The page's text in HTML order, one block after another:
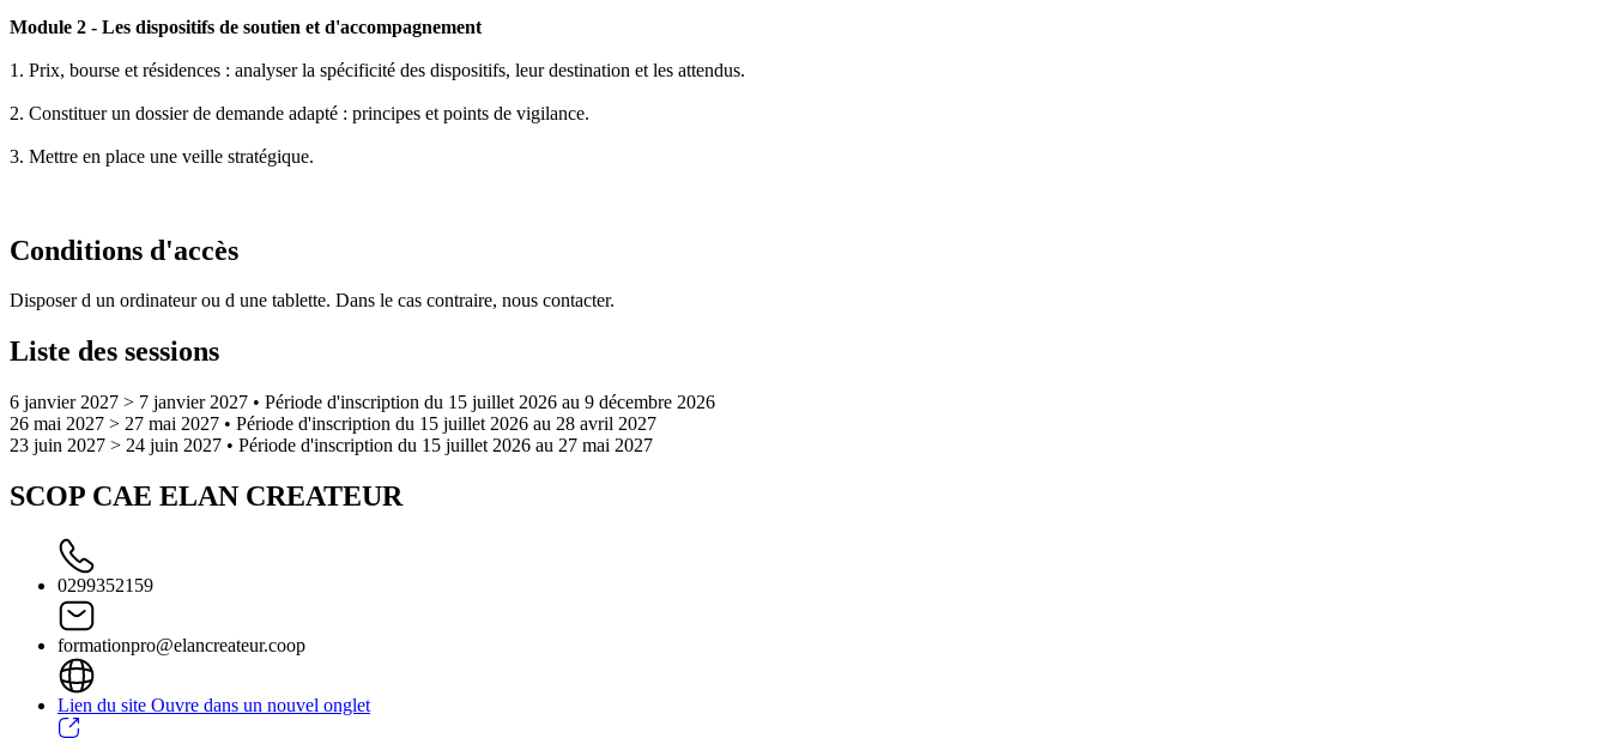
Module 2 - Les dispositifs de soutien et d'accompagnement
1. Prix, bourse et résidences : analyser la spécificité des dispositifs, leur destination et les attendus.
2. Constituer un dossier de demande adapté : principes et points de vigilance.
3. Mettre en place une veille stratégique.
Conditions d'accès
Disposer d un ordinateur ou d une tablette. Dans le cas contraire, nous contacter.
Liste des sessions
6 janvier 2027 > 7 janvier 2027 • Période d'inscription du 15 juillet 2026 au 9 décembre 2026
26 mai 2027 > 27 mai 2027 • Période d'inscription du 15 juillet 2026 au 28 avril 2027
23 juin 2027 > 24 juin 2027 • Période d'inscription du 15 juillet 2026 au 27 mai 2027
SCOP CAE ELAN CREATEUR
0299352159
formationpro@elancreateur.coop
Lien du site Ouvre dans un nouvel onglet